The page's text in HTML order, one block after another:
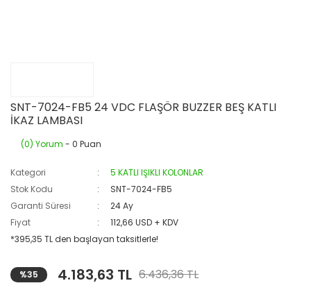
SNT-7024-FB5 24 VDC FLAŞÖR BUZZER BEŞ KATLI
İKAZ LAMBASI
(0) Yorum - 0 Puan
Kategori
5 KATLI IŞIKLI KOLONLAR
Stok Kodu
SNT-7024-FB5
Garanti Süresi
24 Ay
Fiyat
112,66 USD + KDV
*395,35 TL den başlayan taksitlerle!
%35 4.183,63 TL 6.436,36 TL